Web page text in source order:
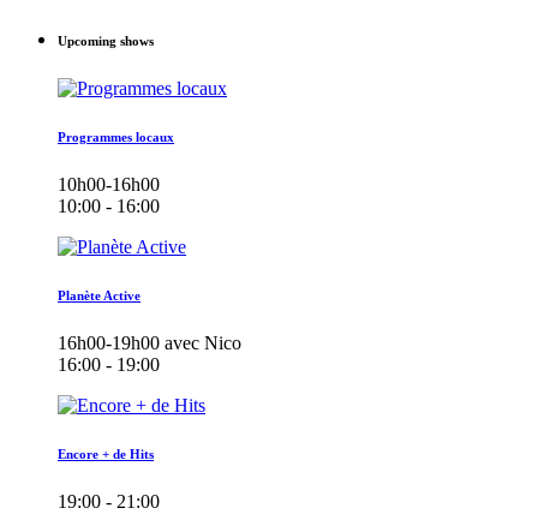
Upcoming shows
Programmes locaux
10h00-16h00
10:00 - 16:00
Planète Active
16h00-19h00 avec Nico
16:00 - 19:00
Encore + de Hits
19:00 - 21:00